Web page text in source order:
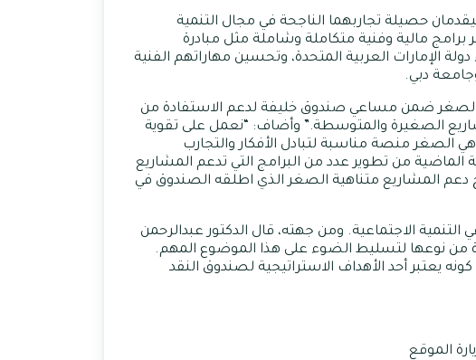
حصيلة تجاربهما الناجحة في مجال التنمية
مالية وفنية متكاملة وشاملة مثل مبادرة
الإمارات العربية المتحدة، وتحسين مهاراتهم الفنية
دبي.
الصغر ضمن مساعي صندوق خليفة لدعم الاستفادة من
للمشاريع الصغيرة والمتوسطة.” وأضاف: “نعمل على تقوية
الصغر منصة مناسبة لتبادل الأفكار والتجارب
الماضية من تطوير عدد من البرامج التي تدعم المشاريع
دعم المشاريع متناهية الصغر الذي اطلقه الصندوق في
الاجتماعية. ومن جهته، قال الدكتور عبدالرحمن
من نوعها لتسليط الضوء على هذا الموضوع المهم.
يعتبر أحد الأهداف الاستراتيجية لصندوق النقد
الموقع